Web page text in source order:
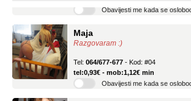
Razgovaram :)
tel:0,93€ - mob:1,12€ min
Obavijesti me kada se oslobodi